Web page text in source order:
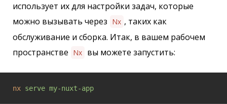
использует их для настройки задач, которые
можно вызывать через Nx , таких как
обслуживание и сборка. Итак, в вашем рабочем
пространстве Nx вы можете запустить:
nx serve my-nuxt-app